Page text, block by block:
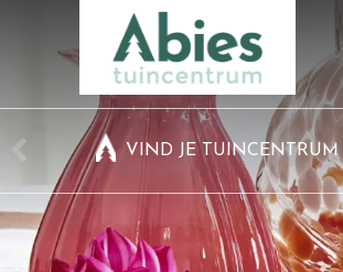
VIND JE TUINCENTRUM